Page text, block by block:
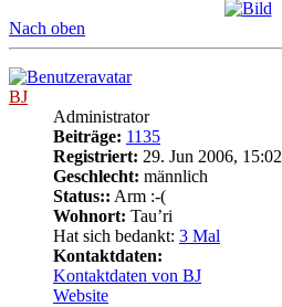
Nach oben
BJ
Administrator
Beiträge: 1135
Registriert: 29. Jun 2006, 15:02
Geschlecht: männlich
Status:: Arm :-(
Wohnort: Tau’ri
Hat sich bedankt: 3 Mal
Kontaktdaten:
Kontaktdaten von BJ
Website